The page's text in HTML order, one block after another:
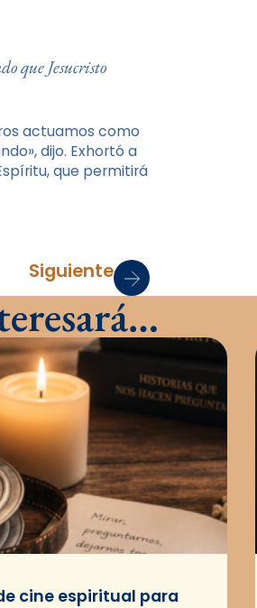
que Jesucristo
actuamos como
dijo. Exhortó a
que permitirá
Siguiente
cine espiritual para